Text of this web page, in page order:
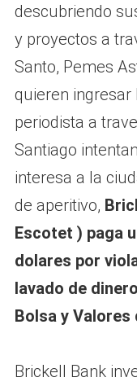
descubriendo
y proyectos a
Santo, Pemes
quieren ingresar
periodista a
Santiago
interesa a la
de aperitivo,
Escotet ) paga
dolares por
lavado de
Bolsa y Valores
Brickell Bank